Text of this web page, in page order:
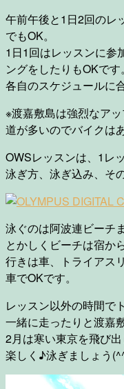
午前午後と1日2回のレ
でもOK。
1日1回はレッスンに参
ングをしたりもOKです。
各自のスケジュールに
※渡嘉敷島は強烈なア
道が多いのでバイクは
OWSレッスンは、1レ
泳ぎ方、泳ぎ込み、そ
泳ぐのは阿波連ビーチ
とかしくビーチは宿か
行きは車、トライアス
車でOKです。
レッスン以外の時間で
一緒に走ったりと渡嘉
2月は寒い東京を飛び
楽しく♪泳ぎましょう